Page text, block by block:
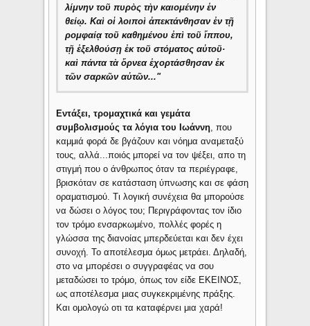
λίμνην τοῦ πυρὸς τὴν καιομένην ἐν
θείῳ. Καὶ οἱ λοιποὶ ἀπεκτάνθησαν ἐν τῇ
ρομφαίᾳ τοῦ καθημένου ἐπὶ τοῦ ἵππου,
τῇ ἐξελθούσῃ ἐκ τοῦ στόματος αὐτοῦ·
καὶ πάντα τὰ ὄρνεα ἐχορτάσθησαν ἐκ
τῶν σαρκῶν αὐτῶν..."
Εντάξει, τρομαχτικά και γεμάτα
συμβολισμούς τα λόγια του Ιωάννη, που
καμμιά φορά δε βγάζουν και νόημα αναμεταξύ
τους, αλλά...ποιός μπορεί να τον ψέξει, απο τη
στιγμή που ο άνθρωπος όταν τα περιέγραφε,
βρισκόταν σε κατάσταση ύπνωσης και σε φάση
οραματισμού. Τι λογική συνέχεια θα μπορούσε
να δώσει ο λόγος του; Περιγράφοντας τον ίδιο
τον τρόμο ενσαρκωμένο, πολλές φορές η
γλώσσα της διανοίας μπερδεύεται και δεν έχει
συνοχή. Το αποτέλεσμα όμως μετράει. Δηλαδή,
στο να μπορέσει ο συγγραφέας να σου
μεταδώσει το τρόμο, όπως τον είδε ΕΚΕΙΝΟΣ,
ως αποτέλεσμα μιας συγκεκριμένης πράξης.
Και ομολογώ οτι τα καταφέρνει μια χαρά!